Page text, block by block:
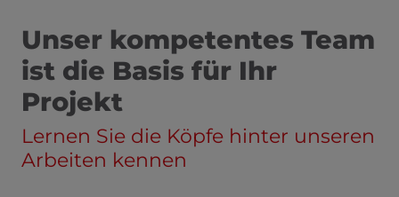
Unser kompetentes Team
ist die Basis für Ihr
Projekt
Lernen Sie die Köpfe hinter unseren
Arbeiten kennen